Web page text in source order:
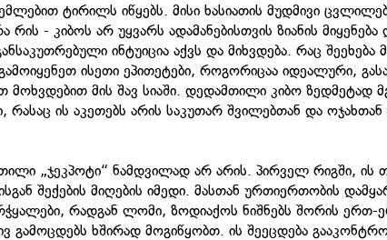
ტირილს იწყებს. მისი ხასიათის მუდმივი
- კიბოს არ უყვარს ადამანებისთვის ზიანის მიყენება
ინტუიცია აქვს და მიხვდება. რაც შეეხება
ისეთი ეპითეტები, როგორიცაა იდეალური,
მოხვდებით მის შავ სიაში. დედამთილი კიბო ზედმეტად
ის აკეთებს არის საკუთარ შვილებთან და
„ჯეკპოტი“ ნამდვილად არ არის. პირველ რიგში, ის
შექების მიღების იმედი. მასთან ურთიერთობის
რადგან ლომი, ზოდიაქოს ნიშნებს შორის ერთ-
გამოცდებს ხშირად მოგიწყობთ. ის შეეცდება